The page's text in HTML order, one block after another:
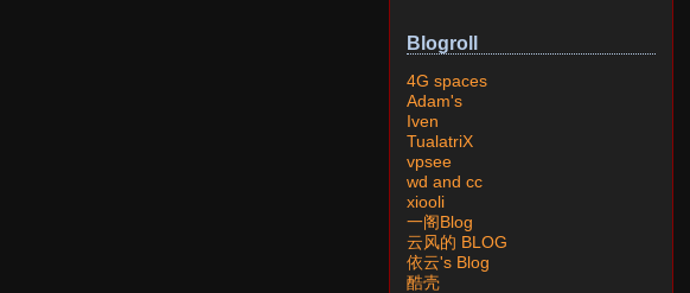
Blogroll
4G spaces
Adam's
Iven
TualatriX
vpsee
wd and cc
xiooli
一阁Blog
云风的 BLOG
依云's Blog
酷壳